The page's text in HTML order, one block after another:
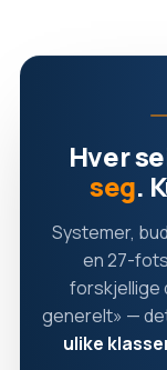
Hver
seg.
Systemer,
en 27-
forskjellige
generelt» —
ulike